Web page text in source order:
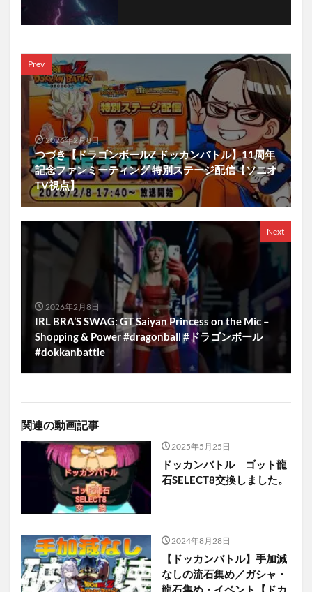
Prev
2026年2月8日
つづき【ドラゴンボールZ ドッカンバトル】11周年
記念ファンミーティング 特別ステージ配信【ソニオ
TV視点】
Next
2026年2月8日
IRL BRA’S SWAG: GT Saiyan Princess on the Mic –
Shopping & Power #dragonball #ドラゴンボール
#dokkanbattle
関連の動画記事
2025年5月25日
ドッカンバトル ゴット龍
石SELECT8交換しました。
2024年8月28日
【ドッカンバトル】手加減
なしの流石集め／ガシャ・
龍石集め・イベント【ドカ